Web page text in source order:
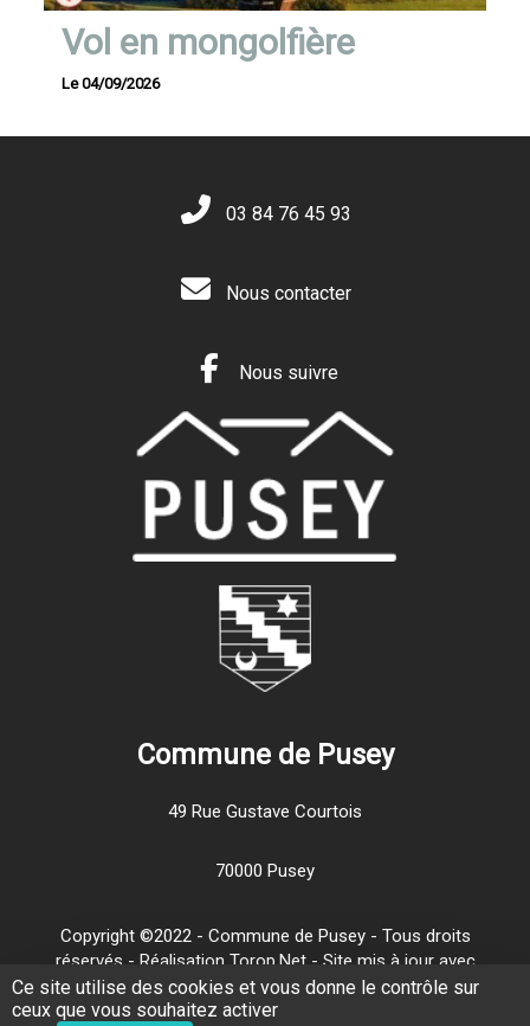
Vol en mongolfière
Le 04/09/2026
03 84 76 45 93
Nous contacter
Nous suivre
Commune de Pusey
49 Rue Gustave Courtois
70000 Pusey
Copyright ©2022 - Commune de Pusey - Tous droits
réservés - Réalisation Torop.Net - Site mis à jour avec
wsb-Mentions légales- Traitement de vos données
personnelles-
Ce site utilise des cookies et vous donne le contrôle sur
ceux que vous souhaitez activer